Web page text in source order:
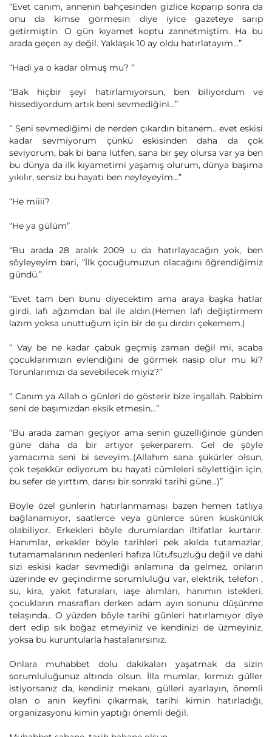
“Evet canım, annenin bahçesinden gizlice koparıp sonra da
onu da kimse görmesin diye iyice gazeteye sarıp
getirmiştin. O gün kıyamet koptu zannetmiştim. Ha bu
arada geçen ay değil. Yaklaşık 10 ay oldu hatırlatayım...”
“Hadi ya o kadar olmuş mu? “
“Bak hiçbir şeyi hatırlamıyorsun, ben biliyordum ve
hissediyordum artık beni sevmediğini...”
“ Seni sevmediğimi de nerden çıkardın bitanem.. evet eskisi
kadar sevmiyorum çünkü eskisinden daha da çok
seviyorum, bak bi bana lütfen, sana bir şey olursa var ya ben
bu dünya da ilk kıyametimi yaşamış olurum, dünya başıma
yıkılır, sensiz bu hayatı ben neyleyeyim...”
“He miiii?
“He ya gülüm”
“Bu arada 28 aralık 2009 u da hatırlayacağın yok, ben
söyleyeyim bari, “İlk çocuğumuzun olacağını öğrendiğimiz
gündü.”
“Evet tam ben bunu diyecektim ama araya başka hatlar
girdi, lafı ağzımdan bal ile aldın.(Hemen lafı değiştirmem
lazım yoksa unuttuğum için bir de şu dırdırı çekemem.)
“ Vay be ne kadar çabuk geçmiş zaman değil mi, acaba
çocuklarımızın evlendiğini de görmek nasip olur mu ki?
Torunlarımızı da sevebilecek miyiz?”
“ Canım ya Allah o günleri de gösterir bize inşallah. Rabbim
seni de başımızdan eksik etmesin...”
“Bu arada zaman geçiyor ama senin güzelliğinde günden
güne daha da bir artıyor şekerparem. Gel de şöyle
yamacıma seni bi seveyim..(Allahım sana şükürler olsun,
çok teşekkür ediyorum bu hayati cümleleri söylettiğin için,
bu sefer de yırttım, darısı bir sonraki tarihi güne...)”
Böyle özel günlerin hatırlanmaması bazen hemen tatlıya
bağlanamıyor, saatlerce veya günlerce süren küskünlük
olabiliyor. Erkekleri böyle durumlardan iltifatlar kurtarır.
Hanımlar, erkekler böyle tarihleri pek akılda tutamazlar,
tutamamalarının nedenleri hafıza lütufsuzluğu değil ve dahi
sizi eskisi kadar sevmediği anlamına da gelmez, onların
üzerinde ev geçindirme sorumluluğu var, elektrik, telefon ,
su, kira, yakıt faturaları, iaşe alımları, hanımın istekleri,
çocukların masrafları derken adam ayın sonunu düşünme
telaşında.. O yüzden böyle tarihi günleri hatırlamıyor diye
dert edip sık boğaz etmeyiniz ve kendinizi de üzmeyiniz,
yoksa bu kuruntularla hastalanırsınız.
Onlara muhabbet dolu dakikaları yaşatmak da sizin
sorumluluğunuz altında olsun. İlla mumlar, kırmızı güller
istiyorsanız da, kendiniz mekanı, gülleri ayarlayın, önemli
olan o anın keyfini çıkarmak, tarihi kimin hatırladığı,
organizasyonu kimin yaptığı önemli değil.